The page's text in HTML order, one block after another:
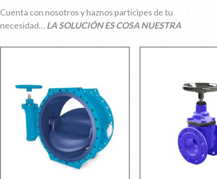
Cuenta con nosotros y haznos partícipes de tu
necesidad… LA SOLUCIÓN ES COSA NUESTRA